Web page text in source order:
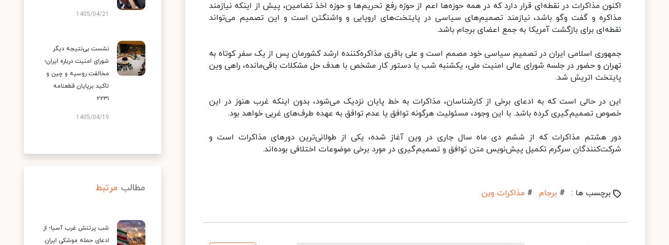
اکنون مذاکرات در نقطه‌ای قرار دارد که در همه حوزه‌ها اعم از حوزه رفع تحریم‌ها و حوزه اخذ تضامین، پیش از اینکه نیازمند
مذاکره و گفت‌ وگو باشد، نیازمند تصمیم‌های سیاسی در پایتخت‌های اروپایی و واشنگتن است و این تصمیم می‌تواند
نقطه‌ای برای بازگشت آمریکا به جمع اعضای برجام باشد.
جمهوری اسلامی ایران در تصمیم سیاسی خود مصمم است و علی باقری مذاکره‌کننده ارشد کشورمان پس از یک سفر کوتاه به
تهران و حضور در جلسه شورای عالی امنیت ملی، یکشنبه شب یا دستور کار مشخص با هدف حل مشکلات باقی‌مانده، راهی وین
پایتخت اتریش شد.
این در حالی است که به ادعای برخی از کارشناسان، مذاکرات به خط پایان نزدیک می‌شود، بدون اینکه غرب هنوز در این
خصوص تصمیم‌گیری کرده باشد. با این وجود، مسئولیت هرگونه توافق یا عدم توافق به عهده طرف‌های غربی خواهد بود.
دور هشتم مذاکرات که از ششم دی ماه سال جاری در وین آغاز شده، یکی از طولانی‌ترین دورهای مذاکرات است و
شرکت‌کنندگان سرگرم تکمیل پیش‌نویس متن توافق و تصمیم‌گیری در مورد برخی موضوعات اختلافی بوده‌اند.
برچسب ها : # برجام # مذاکرات وین
1405/04/21
نشست بی‌نتیجه دیگر
شورای امنیت درباره ایران؛
مخالفت روسیه و چین و
تاکید برپایان قطعنامه
۲۲۳۱
1405/04/19
مطالب مرتبط
شب پرتنش غرب آسیا؛ از
ادعای حمله موشکی ایران